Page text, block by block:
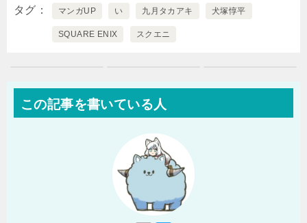
タグ マンガUP い 九月タカアキ 犬塚惇平
SQUARE ENIX スクエニ
この記事を書いている人